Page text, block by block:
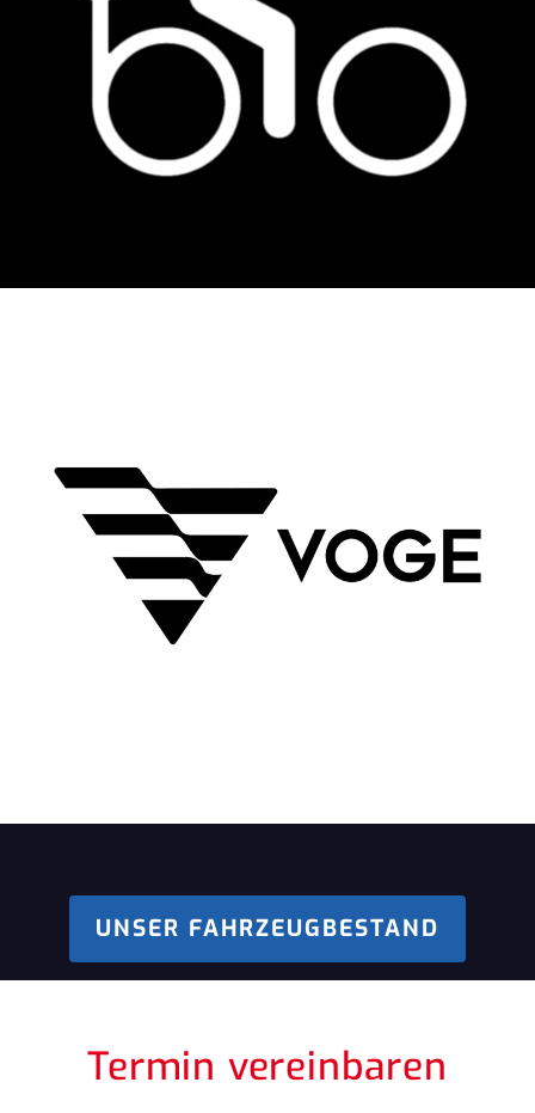
UNSER FAHRZEUGBESTAND
Termin vereinbaren